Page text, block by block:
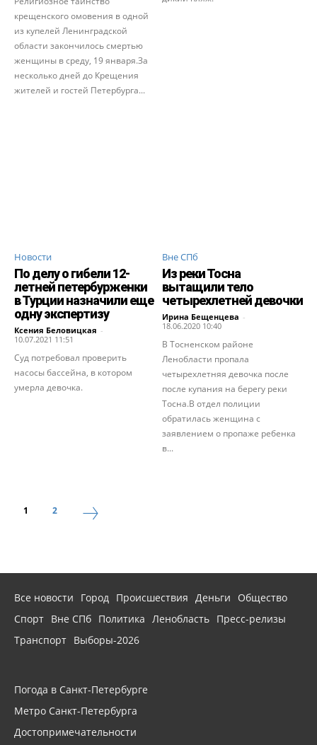
крещенского омовения в одной
из купелей Ленинградской
области закончилось смертью
женщины в среду, 19 января.За
несколько дней до Крещения
жителей и гостей Петербурга...
Новости
По делу о гибели 12-
летней петербурженки
в Турции назначили еще
одну экспертизу
Ксения Беловицкая -
10.07.2021 11:51
Суд потребовал проверить
насосы бассейна, в котором
умерла девочка.
Вне СПб
Из реки Тосна
вытащили тело
четырехлетней девочки
Ирина Бещенцева -
18.06.2020 10:40
В Тосненском районе
Ленобласти пропала
четырехлетняя девочка после
после купания на берегу реки
Тосна.В отдел полиции
обратилась женщина с
заявлением о пропаже ребенка
в...
1 2
Все новости Город Происшествия Деньги
Общество
Спорт Вне СПб Политика Ленобласть Пресс-релизы
Транспорт Выборы-2026
Погода в Санкт-Петербурге
Метро Санкт-Петербурга
Достопримечательности